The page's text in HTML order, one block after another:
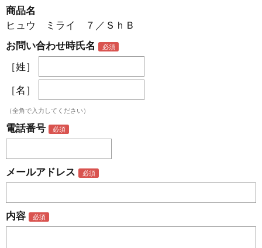
商品名
ヒュウ ミライ ７／ＳｈＢ
お問い合わせ時氏名
［姓］
［名］
（全角で入力してください）
電話番号
メールアドレス
内容